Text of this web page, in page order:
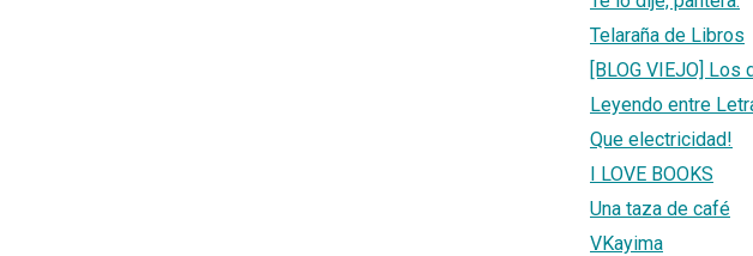
Telaraña de Libros
[BLOG VIEJO]
Leyendo entre
Que electricidad!
I LOVE BOOKS
Una taza de café
VKayima